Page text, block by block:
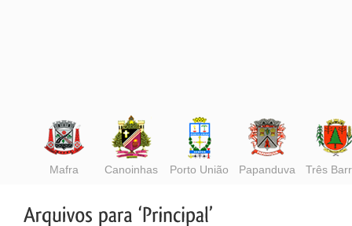
Mafra Canoinhas Porto União Papanduva Três